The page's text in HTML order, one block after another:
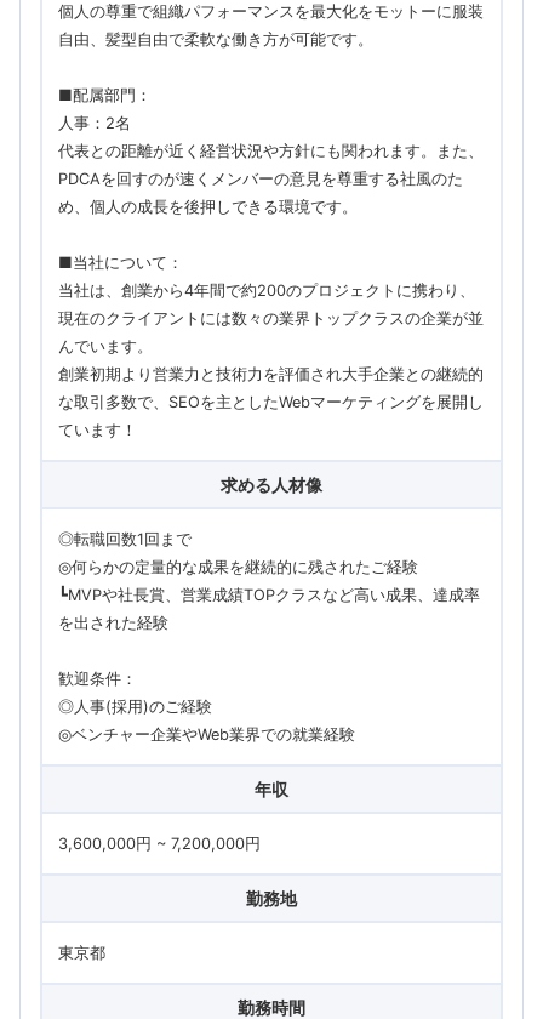
個人の尊重で組織パフォーマンスを最大化をモットーに服装
自由、髪型自由で柔軟な働き方が可能です。
■配属部門：
人事：2名
代表との距離が近く経営状況や方針にも関われます。また、
PDCAを回すのが速くメンバーの意見を尊重する社風のた
め、個人の成長を後押しできる環境です。
■当社について：
当社は、創業から4年間で約200のプロジェクトに携わり、
現在のクライアントには数々の業界トップクラスの企業が並
んでいます。
創業初期より営業力と技術力を評価され大手企業との継続的
な取引多数で、SEOを主としたWebマーケティングを展開し
ています！
求める人材像
◎転職回数1回まで
◎何らかの定量的な成果を継続的に残されたご経験
┗MVPや社長賞、営業成績TOPクラスなど高い成果、達成率
を出された経験
歓迎条件：
◎人事(採用)のご経験
◎ベンチャー企業やWeb業界での就業経験
年収
3,600,000円 ~ 7,200,000円
勤務地
東京都
勤務時間